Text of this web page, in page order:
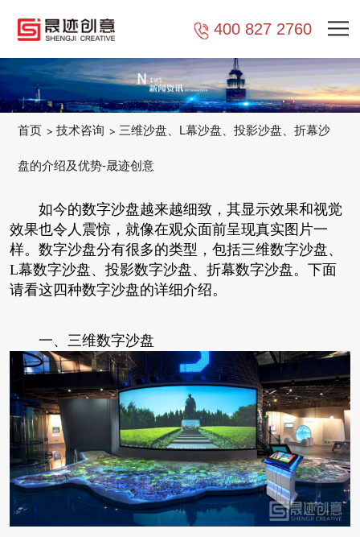
400 827 2760
首页 技术咨询 三维沙盘、L幕沙盘、投影沙盘、折幕沙
盘的介绍及优势-晟迹创意
如今的数字沙盘越来越细致，其显示效果和视觉
效果也令人震惊，就像在观众面前呈现真实图片一
样。数字沙盘分有很多的类型，包括三维数字沙盘、
L幕数字沙盘、投影数字沙盘、折幕数字沙盘。下面
请看这四种数字沙盘的详细介绍。
一、三维数字沙盘